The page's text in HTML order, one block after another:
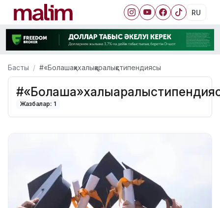
RU
Басты #«Болашақ»халықаралықстипендиясы
Жазбалар: 1